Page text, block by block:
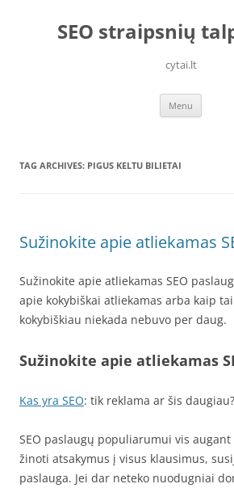
contentSEO straipsnių
cytai.lt
Menu
TAG ARCHIVES: PIGUS KELTU BILIETAI
Sužinokite apie atliekamas
Sužinokite apie atliekamas SEO
apie kokybiškai atliekamas arba kaip
kokybiškiau niekada nebuvo per daug.
Sužinokite apie atliekamas
Kas yra SEO: tik reklama ar šis daugiau?
SEO paslaugų populiarumui vis
žinoti atsakymus į visus klausimus,
paslauga. Jei dar neteko nuodugniai